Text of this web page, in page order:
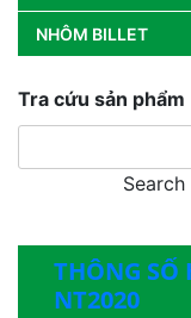
NHÔM BILLET
Tra cứu sản phẩm
THÔNG SỐ
NT2020